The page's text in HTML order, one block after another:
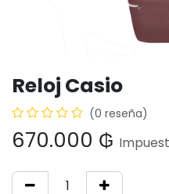
Reloj Casio
(0 reseña)
670.000 ₲